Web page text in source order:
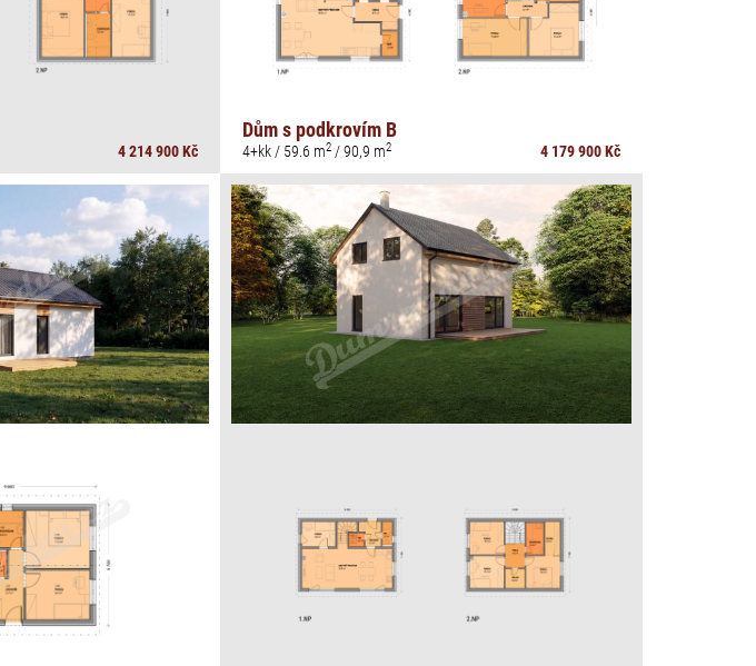
4 214 900 Kč
Dům s podkrovím B
4+kk / 59.6 m2 / 90,9 m2 4 179 900 Kč